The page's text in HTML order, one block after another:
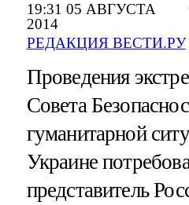
19:31 05 АВГУСТА
2014
РЕДАКЦИЯ ВЕСТИ.РУ
Проведения
Совета
гуманитарной
Украине
представитель